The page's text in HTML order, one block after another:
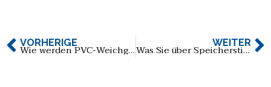
VORHERIGE Wie werden PVC-Weichgummi-USB-Sticks hergestellt? Eine Schritt-für-Schritt-Anleitung zur Erstellung individueller USB-Sticks WEITER
Was Sie über Speichersticks wissen müssen: Ein umfassender Leitfaden für USB-Flash-Laufwerke